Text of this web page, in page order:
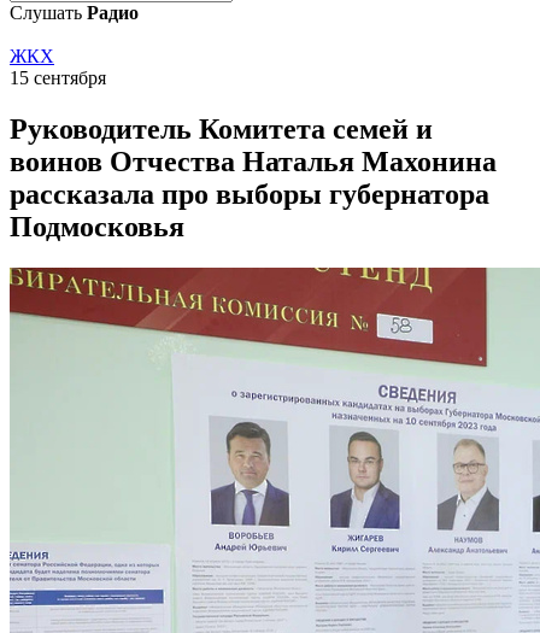
Слушать Радио
ЖКХ
15 сентября
Руководитель Комитета семей и
воинов Отчества Наталья Махонина
рассказала про выборы губернатора
Подмосковья